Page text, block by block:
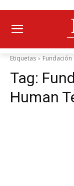
Etiquetas
Tag:
Human